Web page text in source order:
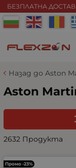
БЕЗПЛАТНА
Назад до Aston
Aston
2632 Продукта
Промо -23%